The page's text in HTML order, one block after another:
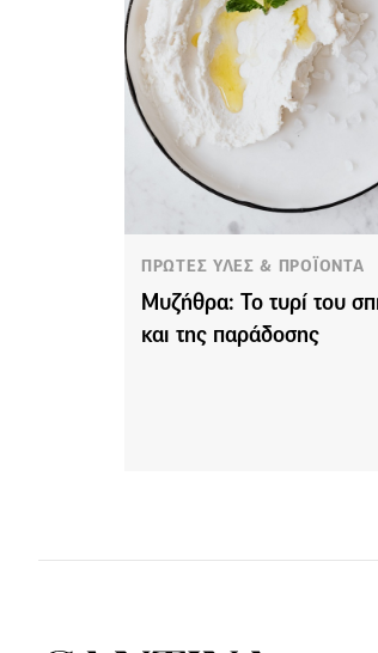
ΠΡΩΤΕΣ ΥΛΕΣ & ΠΡΟΪΟΝΤΑ
Μυζήθρα: Το τυρί του
και της παράδοσης